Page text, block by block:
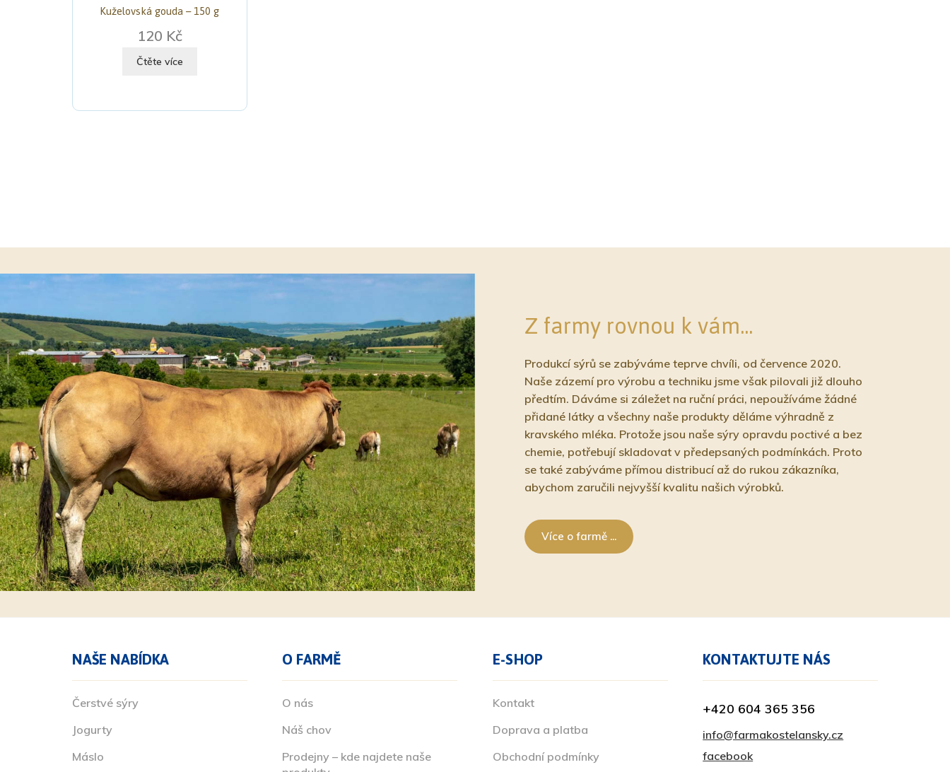
Kuželovská gouda – 150 g
120 Kč
Čtěte více
Z farmy rovnou k vám...
Produkcí sýrů se zabýváme teprve chvíli, od července 2020.
Naše zázemí pro výrobu a techniku jsme však pilovali již dlouho
předtím. Dáváme si záležet na ruční práci, nepoužíváme žádné
přidané látky a všechny naše produkty děláme výhradně z
kravského mléka. Protože jsou naše sýry opravdu poctivé a bez
chemie, potřebují skladovat v předepsaných podmínkách. Proto
se také zabýváme přímou distribucí až do rukou zákazníka,
abychom zaručili nejvyšší kvalitu našich výrobků.
Více o farmě ...
NAŠE NABÍDKA
Čerstvé sýry
Jogurty
Máslo
O FARMĚ
O nás
Náš chov
Prodejny – kde najdete naše
E-SHOP
Kontakt
Doprava a platba
Obchodní podmínky
KONTAKTUJTE NÁS
+420 604 365 356
info@farmakostelansky.cz
facebook